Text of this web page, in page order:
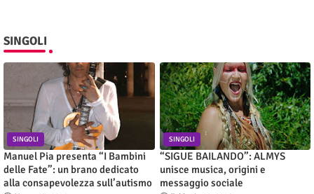
SINGOLI
SINGOLI
Manuel Pia presenta “I Bambini
delle Fate”: un brano dedicato
alla consapevolezza sull’autismo
SINGOLI
“SIGUE BAILANDO”: ALMYS
unisce musica, origini e
messaggio sociale